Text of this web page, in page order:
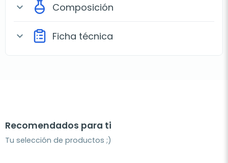
expand_more Composición
expand_more Ficha técnica
Recomendados para ti
Tu selección de productos ;)